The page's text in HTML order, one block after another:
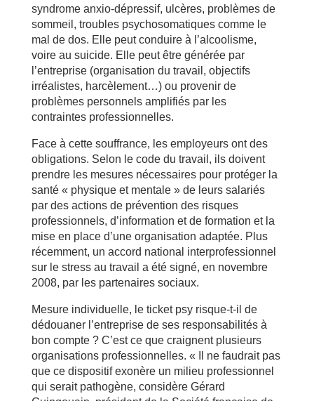
syndrome anxio-dépressif, ulcères, problèmes de
sommeil, troubles psychosomatiques comme le
mal de dos. Elle peut conduire à l’alcoolisme,
voire au suicide. Elle peut être générée par
l’entreprise (organisation du travail, objectifs
irréalistes, harcèlement…) ou provenir de
problèmes personnels amplifiés par les
contraintes professionnelles.
Face à cette souffrance, les employeurs ont des
obligations. Selon le code du travail, ils doivent
prendre les mesures nécessaires pour protéger la
santé « physique et mentale » de leurs salariés
par des actions de prévention des risques
professionnels, d’information et de formation et la
mise en place d’une organisation adaptée. Plus
récemment, un accord national interprofessionnel
sur le stress au travail a été signé, en novembre
2008, par les partenaires sociaux.
Mesure individuelle, le ticket psy risque-t-il de
dédouaner l’entreprise de ses responsabilités à
bon compte ? C’est ce que craignent plusieurs
organisations professionnelles. « Il ne faudrait pas
que ce dispositif exonère un milieu professionnel
qui serait pathogène, considère Gérard